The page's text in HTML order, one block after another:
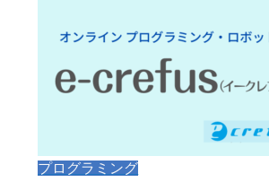
プログラミング